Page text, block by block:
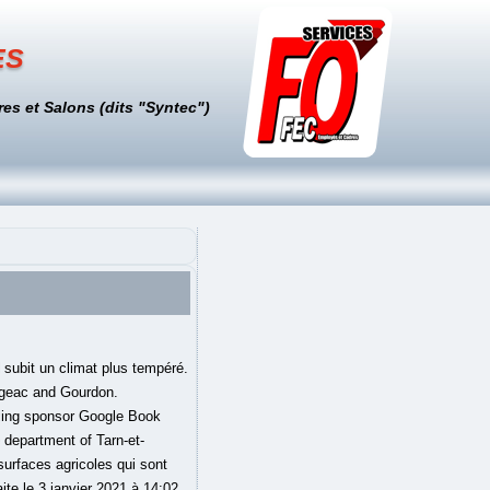
et Salons (dits "Syntec")
Occitanie. Département du Lot has integrated our Drupal hosting platform in January 2016. Le 30 septembre 1949, le Conseil Général du Lot invite les municipalités du Lot « à examiner l’extension du geste de Cahors au département tout entier ». Carte Lot - Carte et plan détaillé Lot Vous recherchez la carte ou le plan Lot et de ses environs ? Le département du Lot appartient à la region Midi-Pyrénées . : You are free: to share – to copy, distribute and transmit the work; to remix – to adapt the work; Under the following conditions: attribution – You must give appropriate credit, provide a link to the license, and indicate if changes were made. Situé dans le sud-ouest de la France, à proximité de Toulouse, le département du Lot est la porte d’entrée de la région Occitanie. Title. Le Lot est un département du Sud-Ouest de la France, situé dans la région Occitanie qui tire … Since the 2015 departmental elections, 30 are controlled by the Socialist Party (PS) and its allies; 4 are controlled by the miscellaneous right. By. », (Sources : SPLAF - population totale du département depuis sa création jusqu'en 1962, Communes ayant plus de 10 % de résidences secondaires, Chambre de commerce et d'industrie du Lot, Population municipale légale en vigueur au 1, Fiches Insee - Populations légales du département pour les années, Liste des conseillers départementaux du Lot, parc naturel régional des Causses du Quercy, Création du département de Tarn-et-Garonne, Site sur la Population et les Limites Administratives de la France - fiche historique du département, Population selon le sexe et l'âge quinquennal de 1968 à 2013 - Recensements harmonisés - Séries départementales et communales, L'abbaye du Mont Saint-Michel souffle ses 1300 bougies, Volontaires nationaux du Lot pendant la Révolution, Listes thématiques des départements français, https://fr.wikipedia.org/w/index.php?title=Lot_(département)&oldid=178360673, Article avec modèle Tableau Liste commune de France 2, Page pointant vers des bases relatives à la géographie, licence Creative Commons a